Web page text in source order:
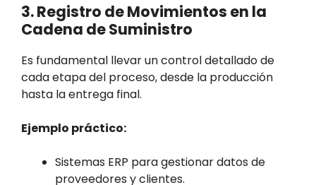
3. Registro de Movimientos en la
Cadena de Suministro
Es fundamental llevar un control detallado de
cada etapa del proceso, desde la producción
hasta la entrega final.
Ejemplo práctico:
Sistemas ERP para gestionar datos de
proveedores y clientes.